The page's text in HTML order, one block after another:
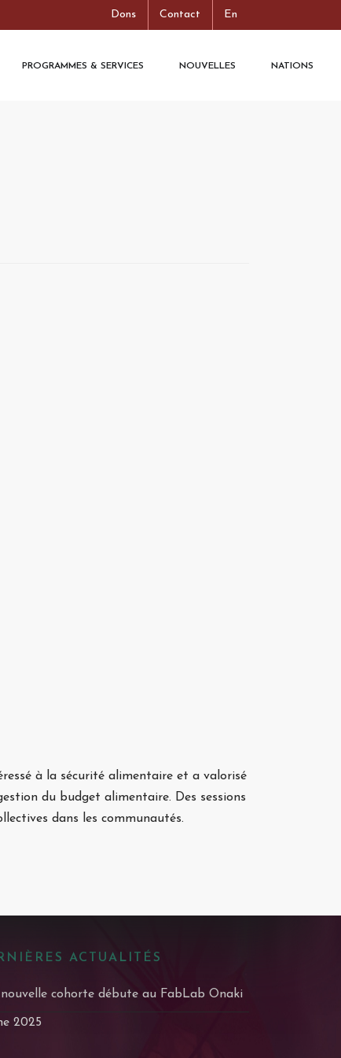
Dons Contact En
PROGRAMMES & SERVICES NOUVELLES NATIONS
à la sécurité alimentaire et a valorisé
du budget alimentaire. Des sessions
dans les communautés.
ACTUALITÉS
cohorte débute au FabLab Onaki
2025